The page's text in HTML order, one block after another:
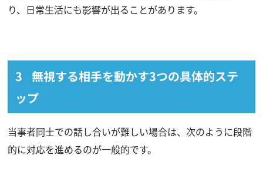
り、日常生活にも影響が出ることがあります。
無視する相手を動かす3つの具体的ステ
ップ
当事者同士での話し合いが難しい場合は、次のように段階
的に対応を進めるのが一般的です。